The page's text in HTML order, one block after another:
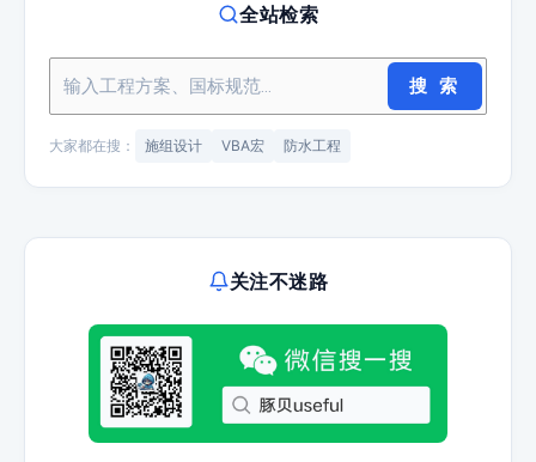
全站检索
搜 索
大家都在搜： 施组设计 VBA宏 防水工程
关注不迷路